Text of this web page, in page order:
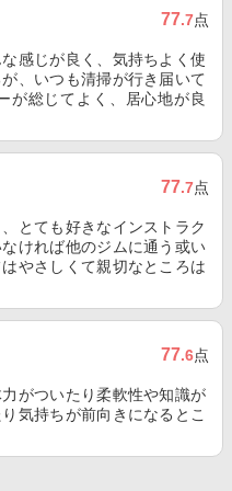
77.7点
感じが良く、気持ちよく使
、いつも清掃が行き届いて
が総じてよく、居心地が良
77.7点
とても好きなインストラク
ければ他のジムに通う或い
やさしくて親切なところは
77.6点
がついたり柔軟性や知識が
気持ちが前向きになるとこ